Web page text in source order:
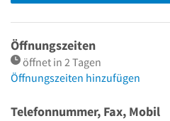
Öffnungszeiten
öffnet in 2 Tagen
Öffnungszeiten hinzufügen
Telefonnummer, Fax, Mobil